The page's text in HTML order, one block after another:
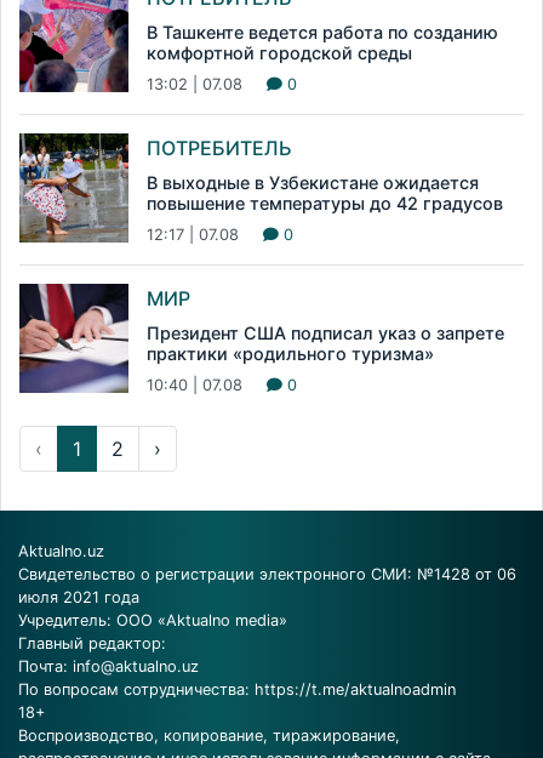
В Ташкенте ведется работа по созданию
комфортной городской среды
13:02 | 07.08 0
ПОТРЕБИТЕЛЬ
В выходные в Узбекистане ожидается
повышение температуры до 42 градусов
12:17 | 07.08 0
МИР
Президент США подписал указ о запрете
практики «родильного туризма»
10:40 | 07.08 0
‹ 1 2 ›
Aktualno.uz
Свидетельство о регистрации электронного СМИ: №1428 от 06
июля 2021 года
Учредитель: ООО «Aktualno media»
Главный редактор:
Почта: info@aktualno.uz
По вопросам сотрудничества: https://t.me/aktualnoadmin
18+
Воспроизводство, копирование, тиражирование,